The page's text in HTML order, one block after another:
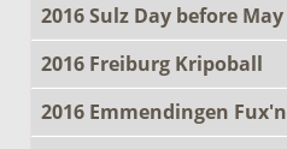
2016 Sulz Day before May
2016 Freiburg Kripoball
2016 Emmendingen Fux'n